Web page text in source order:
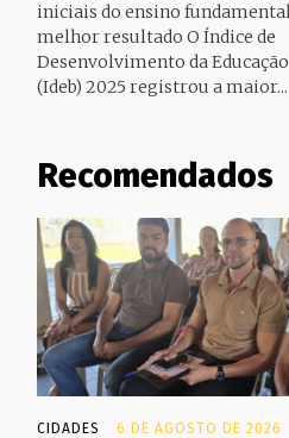
iniciais do ensino
melhor resultado O Índice de
Desenvolvimento da
(Ideb) 2025 registrou a maior...
Recomendados
CIDADES 6 DE AGOSTO DE 2026